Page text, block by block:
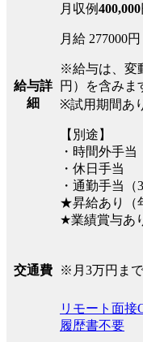
給与詳
細
月収例400,000
月給 277000円
※給与は、変
円）を含みま
※試用期間あ
【別途】
・時間外手当
・休日手当
・通勤手当（
★昇給あり（
★業績賞与あ
交通費 ※月3万円ま
リモート面接
履歴書不要